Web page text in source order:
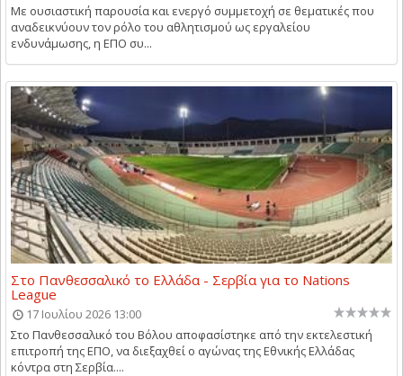
Με ουσιαστική παρουσία και ενεργό συμμετοχή σε θεματικές που
αναδεικνύουν τον ρόλο του αθλητισμού ως εργαλείου
ενδυνάμωσης, η ΕΠΟ συ...
Στο Πανθεσσαλικό το Ελλάδα - Σερβία για το Nations
League
17 Ιουλίου 2026 13:00
Στο Πανθεσσαλικό του Βόλου αποφασίστηκε από την εκτελεστική
επιτροπή της ΕΠΟ, να διεξαχθεί ο αγώνας της Εθνικής Ελλάδας
κόντρα στη Σερβία....